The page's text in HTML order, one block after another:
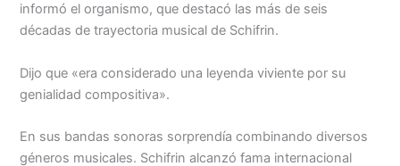
informó el organismo, que destacó las más de seis
décadas de trayectoria musical de Schifrin.
Dijo que «era considerado una leyenda viviente por su
genialidad compositiva».
En sus bandas sonoras sorprendía combinando diversos
géneros musicales. Schifrin alcanzó fama internacional